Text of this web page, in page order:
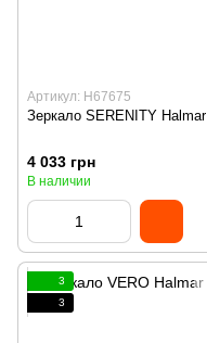
Артикул: H67675
Зеркало SERENITY Halmar
4 033 грн
В наличии
3
3